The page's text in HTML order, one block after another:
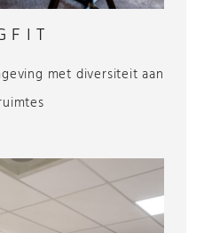
met diversiteit aan